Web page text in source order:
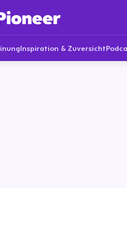
Inspiration & Zuversicht